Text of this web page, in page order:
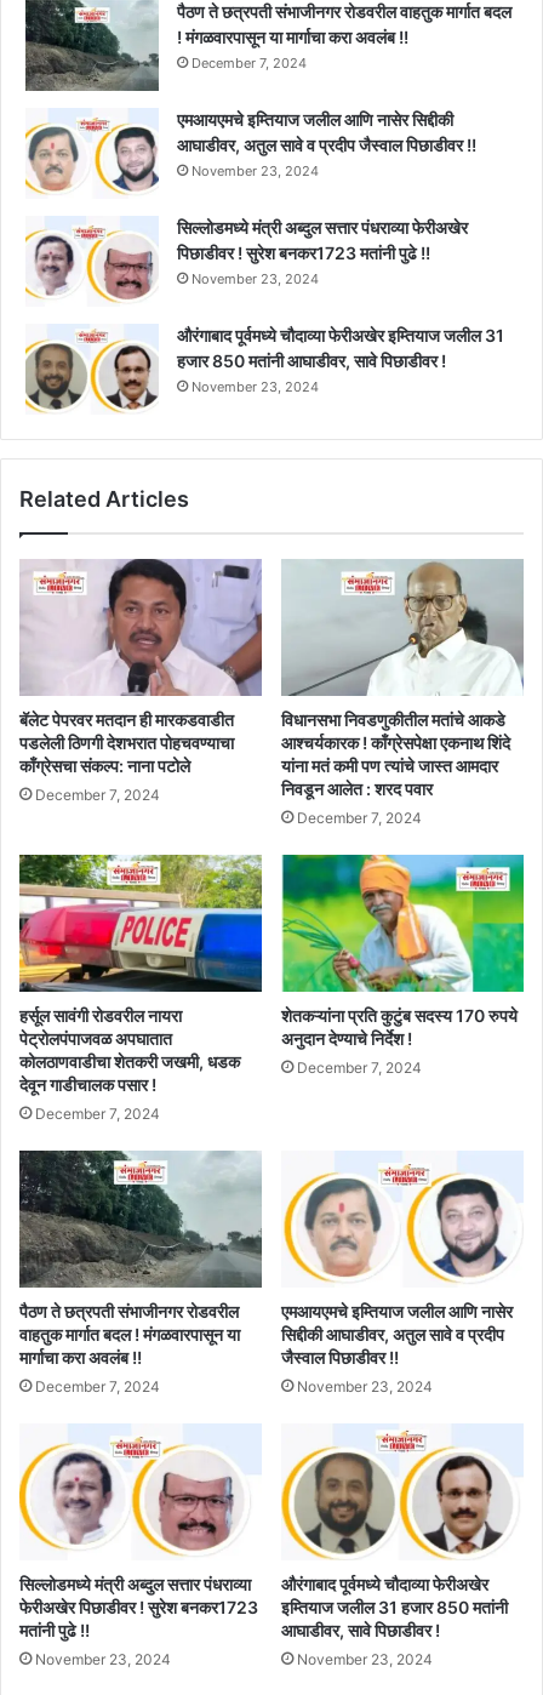
पैठण ते छत्रपती संभाजीनगर रोडवरील वाहतुक मार्गात बदल
! मंगळवारपासून या मार्गाचा करा अवलंब !!
December 7, 2024
एमआयएमचे इम्तियाज जलील आणि नासेर सिद्दीकी
आघाडीवर, अतुल सावे व प्रदीप जैस्वाल पिछाडीवर !!
November 23, 2024
सिल्लोडमध्ये मंत्री अब्दुल सत्तार पंधराव्या फेरीअखेर
पिछाडीवर ! सुरेश बनकर1723 मतांनी पुढे !!
November 23, 2024
औरंगाबाद पूर्वमध्ये चौदाव्या फेरीअखेर इम्तियाज जलील 31
हजार 850 मतांनी आघाडीवर, सावे पिछाडीवर !
November 23, 2024
Related Articles
बॅलेट पेपरवर मतदान ही मारकडवाडीत
पडलेली ठिणगी देशभरात पोहचवण्याचा
काँग्रेसचा संकल्प: नाना पटोले
December 7, 2024
विधानसभा निवडणुकीतील मतांचे आकडे
आश्चर्यकारक ! काँग्रेसपेक्षा एकनाथ शिंदे
यांना मतं कमी पण त्यांचे जास्त आमदार
निवडून आलेत : शरद पवार
December 7, 2024
हर्सूल सावंगी रोडवरील नायरा
पेट्रोलपंपाजवळ अपघातात
कोलठाणवाडीचा शेतकरी जखमी, धडक
देवून गाडीचालक पसार !
December 7, 2024
शेतकऱ्यांना प्रति कुटुंब सदस्य 170 रुपये
अनुदान देण्याचे निर्देश !
December 7, 2024
पैठण ते छत्रपती संभाजीनगर रोडवरील
वाहतुक मार्गात बदल ! मंगळवारपासून या
मार्गाचा करा अवलंब !!
December 7, 2024
एमआयएमचे इम्तियाज जलील आणि नासेर
सिद्दीकी आघाडीवर, अतुल सावे व प्रदीप
जैस्वाल पिछाडीवर !!
November 23, 2024
सिल्लोडमध्ये मंत्री अब्दुल सत्तार पंधराव्या
फेरीअखेर पिछाडीवर ! सुरेश बनकर1723
मतांनी पुढे !!
November 23, 2024
औरंगाबाद पूर्वमध्ये चौदाव्या फेरीअखेर
इम्तियाज जलील 31 हजार 850 मतांनी
आघाडीवर, सावे पिछाडीवर !
November 23, 2024